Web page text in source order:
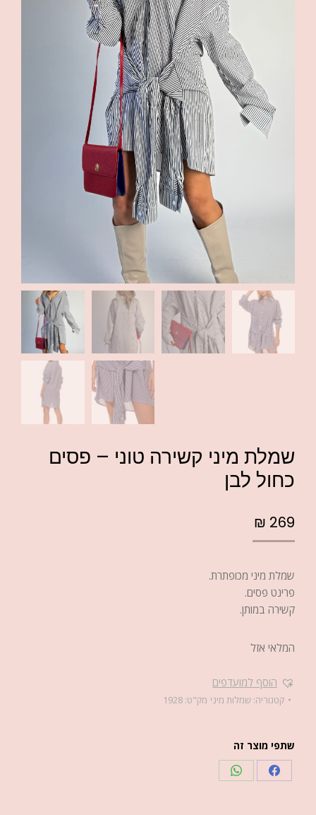
שמלת מיני קשירה טוני – פסים
כחול לבן
₪ 269
שמלת מיני מכופתרת.
פרינט פסים.
קשירה במותן.
המלאי אזל
הוסף למועדפים
קטגוריה: שמלות מיני מק"ט: 1928
שתפי מוצר זה